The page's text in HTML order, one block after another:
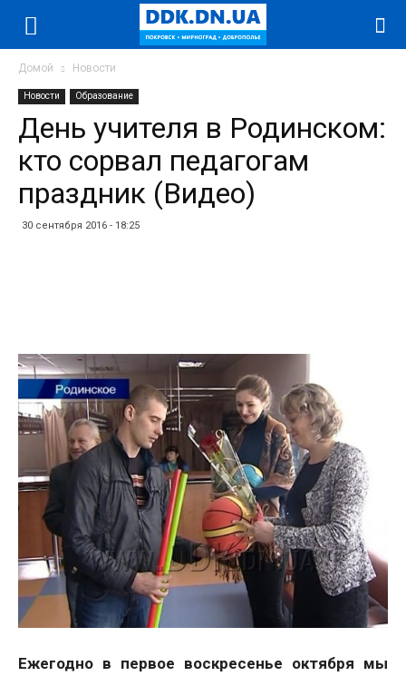
Домой Новости
Новости Образование
День учителя в Родинском:
кто сорвал педагогам
праздник (Видео)
30 сентября 2016 - 18:25
Ежегодно в первое воскресенье октября мы